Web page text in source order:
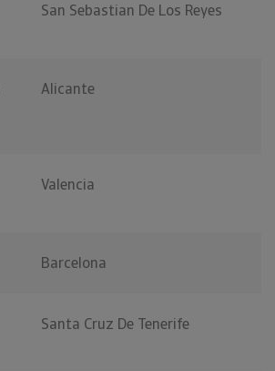
San Sebastian De Los Reyes
Alicante
Valencia
Barcelona
Santa Cruz De Tenerife